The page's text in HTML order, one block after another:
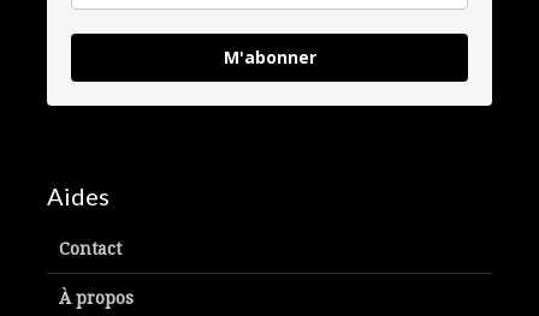
M'abonner
Aides
Contact
À propos